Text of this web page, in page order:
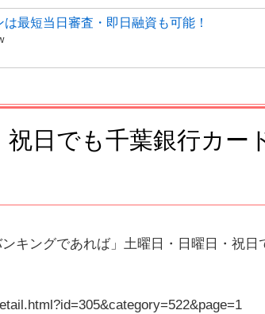
最短当日審査・即日融資も可能！
祝日でも千葉銀行カー
キングであれば」土曜日・日曜日・祝日